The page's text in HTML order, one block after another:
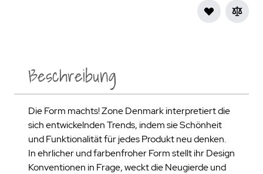
Beschreibung
Die Form machts! Zone Denmark interpretiert die
sich entwickelnden Trends, indem sie Schönheit
und Funktionalität für jedes Produkt neu denken.
In ehrlicher und farbenfroher Form stellt ihr Design
Konventionen in Frage, weckt die Neugierde und